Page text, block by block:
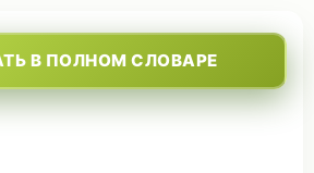
В ПОЛНОМ СЛОВАРЕ